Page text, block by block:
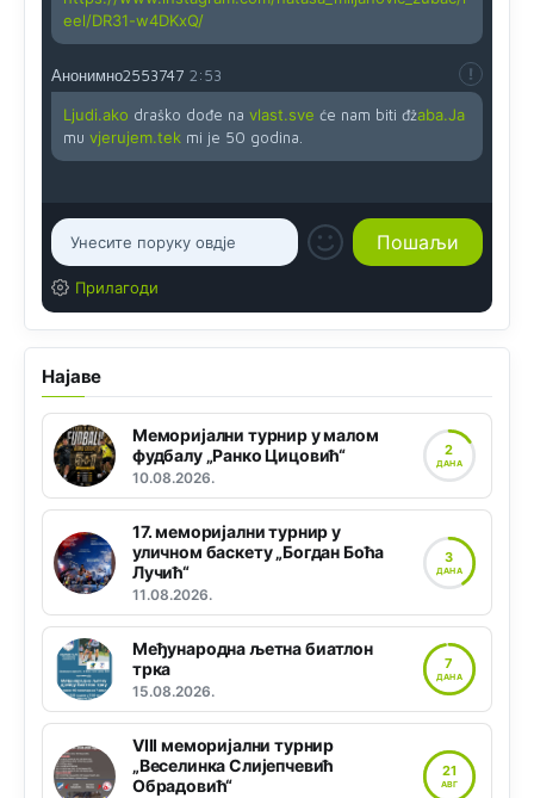
eel/DR31-w4DKxQ/
Анонимно2553747 2:53
Ljudi.ako draško dođe na vlast.sve će nam biti đžaba.Ja
mu vjerujem.tek mi je 50 godina.
Прилагоди
Најаве
Меморијални турнир у малом
фудбалу „Ранко Цицовић“
10.08.2026.
2
ДАНА
17. меморијални турнир у
уличном баскету „Богдан Боћа
Лучић“
11.08.2026.
3
ДАНА
Међународна љетна биатлон
трка
15.08.2026.
7
ДАНА
VIII меморијални турнир
„Веселинка Слијепчевић
Обрадовић“
21
АВГ